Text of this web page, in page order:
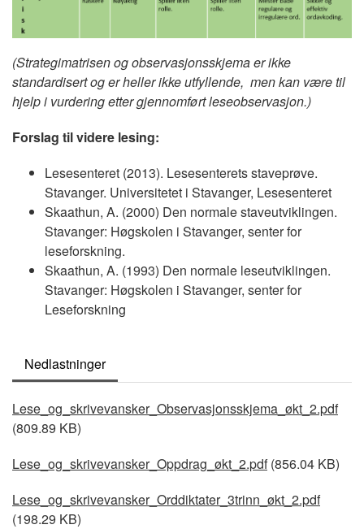
(Strategimatrisen og observasjonsskjema er ikke
standardisert og er heller ikke utfyllende, men kan være til
hjelp i vurdering etter gjennomført leseobservasjon.)
Forslag til videre lesing:
Lesesenteret (2013). Lesesenterets staveprøve.
Stavanger. Universitetet i Stavanger, Lesesenteret
Skaathun, A. (2000) Den normale staveutviklingen.
Stavanger: Høgskolen i Stavanger, senter for
leseforskning.
Skaathun, A. (1993) Den normale leseutviklingen.
Stavanger: Høgskolen i Stavanger, senter for
Leseforskning
Nedlastninger
Document
Lese_og_skrivevansker_Observasjonsskjema_økt_2.pdf
(809.89 KB)
Document
Lese_og_skrivevansker_Oppdrag_økt_2.pdf (856.04 KB)
Document
Lese_og_skrivevansker_Orddiktater_3trinn_økt_2.pdf
(198.29 KB)